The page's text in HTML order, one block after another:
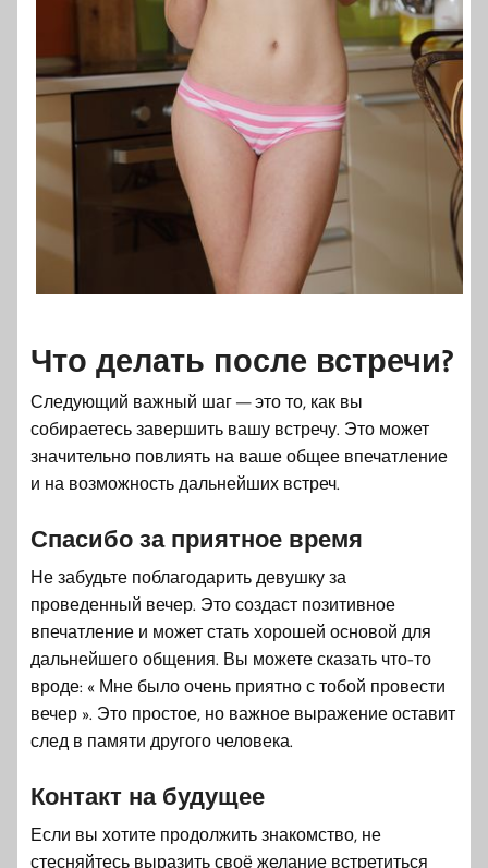
Что делать после встречи?
Следующий важный шаг — это то, как вы
собираетесь завершить вашу встречу. Это может
значительно повлиять на ваше общее впечатление
и на возможность дальнейших встреч.
Спасибо за приятное время
Не забудьте поблагодарить девушку за
проведенный вечер. Это создаст позитивное
впечатление и может стать хорошей основой для
дальнейшего общения. Вы можете сказать что-то
вроде: « Мне было очень приятно с тобой провести
вечер ». Это простое, но важное выражение оставит
след в памяти другого человека.
Контакт на будущее
Если вы хотите продолжить знакомство, не
стесняйтесь выразить своё желание встретиться